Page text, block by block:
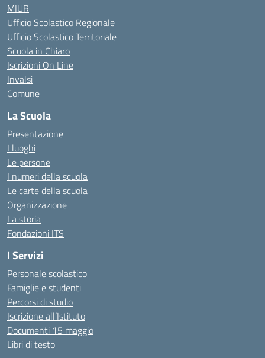
MIUR
Ufficio Scolastico Regionale
Ufficio Scolastico Territoriale
Scuola in Chiaro
Iscrizioni On Line
Invalsi
Comune
La Scuola
Presentazione
I luoghi
Le persone
I numeri della scuola
Le carte della scuola
Organizzazione
La storia
Fondazioni ITS
I Servizi
Personale scolastico
Famiglie e studenti
Percorsi di studio
Iscrizione all’Istituto
Documenti 15 maggio
Libri di testo